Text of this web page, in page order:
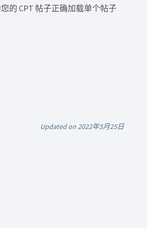
的 CPT 帖子正确加载单个帖子
Updated on 2022年5月25日